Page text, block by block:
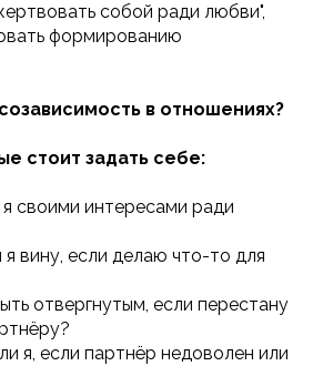
собой ради любви",
формированию
в отношениях?
стоит задать себе:
своими интересами ради
вину, если делаю что-то для
отвергнутым, если перестану
я, если партнёр недоволен или